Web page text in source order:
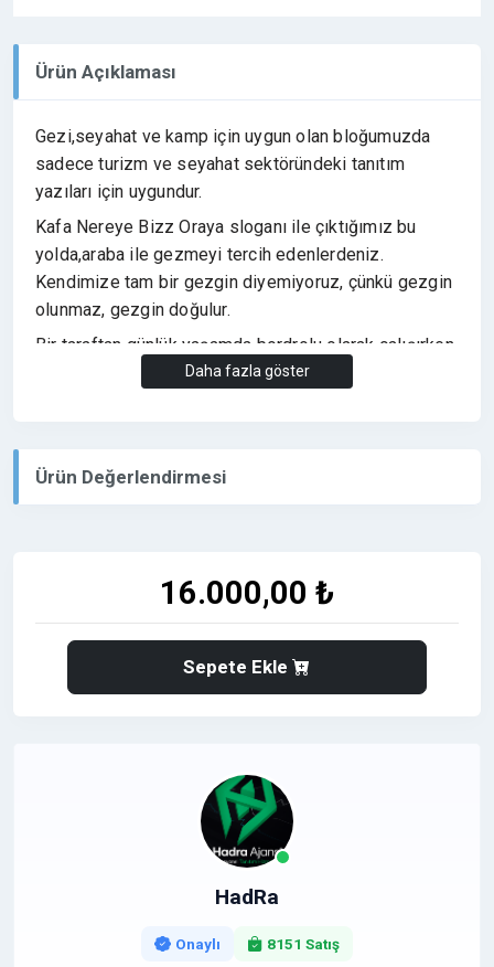
Ürün Açıklaması
Gezi,seyahat ve kamp için uygun olan bloğumuzda
sadece turizm ve seyahat sektöründeki tanıtım
yazıları için uygundur.
Kafa Nereye Bizz Oraya sloganı ile çıktığımız bu
yolda,araba ile gezmeyi tercih edenlerdeniz.
Kendimize tam bir gezgin diyemiyoruz, çünkü gezgin
olunmaz, gezgin doğulur.
Bir taraftan günlük yaşamda bordrolu olarak çalışırken
diğer taraftan gezmeye ve gezi anılarımızı ve
Biletbayii ,otellerinet , obilet gibi firmalarla çalılmış
olup otoritesi düşük internet siteleri ile
Daha fazla göster
Ürün Değerlendirmesi
16.000,00 ₺
Sepete Ekle
HadRa
Onaylı 8151 Satış